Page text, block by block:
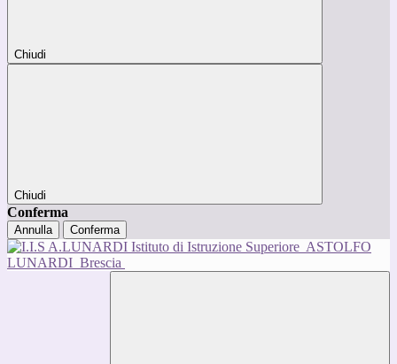
Chiudi
Chiudi
Conferma
Annulla Conferma
Istituto di Istruzione Superiore ASTOLFO
LUNARDI Brescia